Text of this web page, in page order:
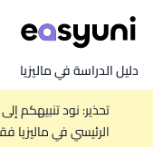
دليل الدراسة في ماليزيا
تحذير: نود تنبيهكم
الرئيسي في ماليزيا